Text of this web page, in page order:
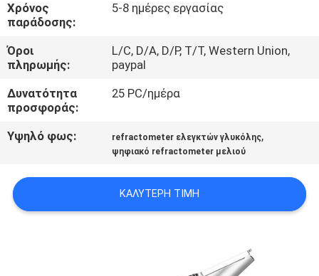
ΝΈΑ
ΌΛΕΣ
ΟΙ
ΠΕΡΙΠΤΏΣΕΙΣ
PRIVACY
Χρόνος
παράδοσης:
5-8 ημέρες εργασίας
Όροι
πληρωμής:
L/C, D/A, D/P, T/T, Western Union,
paypal
Δυνατότητα
προσφοράς:
25 PC/ημέρα
Υψηλό φως: refractometer ελεγκτών γλυκόλης,
ψηφιακό refractometer μελιού
ΚΑΛΎΤΕΡΗ ΤΙΜΉ